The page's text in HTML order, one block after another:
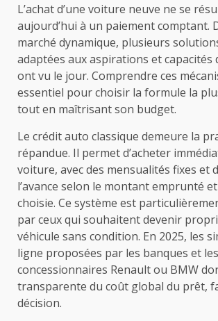
L’achat d’une voiture neuve ne se
aujourd’hui à un paiement comptant.
marché dynamique, plusieurs
adaptées aux aspirations et capacités
ont vu le jour. Comprendre ces
essentiel pour choisir la formule la
tout en maîtrisant son budget.
Le crédit auto classique demeure la
répandue. Il permet d’acheter
voiture, avec des mensualités fixes et
l’avance selon le montant emprunté
choisie. Ce système est
par ceux qui souhaitent devenir
véhicule sans condition. En 2025, les
ligne proposées par les banques et les
concessionnaires Renault ou BMW
transparente du coût global du prêt,
décision.